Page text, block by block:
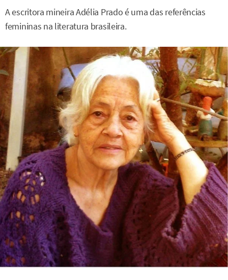
A escritora mineira Adélia Prado é uma das referências
femininas na literatura brasileira.